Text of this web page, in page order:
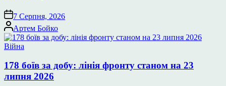
7 Серпня, 2026
Опубліковано
Артем Бойко
Опублікувати
Війна
178 боїв за добу: лінія фронту станом на 23
липня 2026